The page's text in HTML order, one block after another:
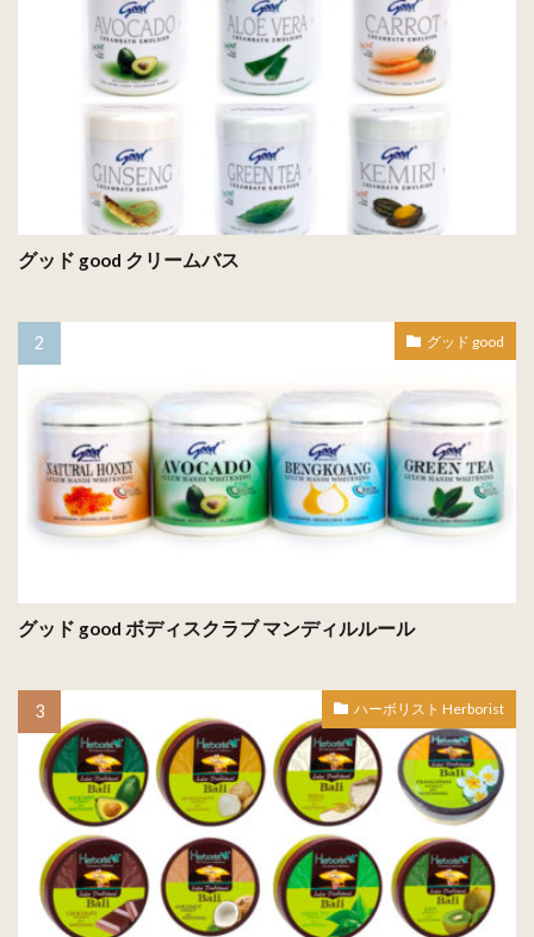
グッド good クリームバス
グッド good
グッド good ボディスクラブ マンディルルール
ハーボリスト Herborist